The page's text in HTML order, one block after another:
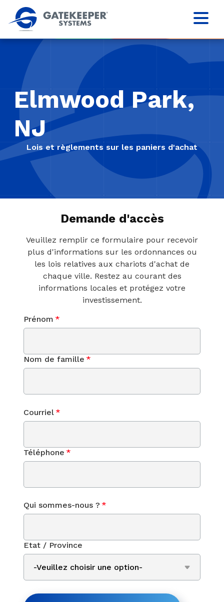
Elmwood Park,
NJ
Lois et règlements sur les paniers d'achat
Demande d'accès
Veuillez remplir ce formulaire pour recevoir
plus d'informations sur les ordonnances ou
les lois relatives aux chariots d'achat de
chaque ville. Restez au courant des
informations locales et protégez votre
investissement.
Prénom *
Nom de famille *
Courriel *
Téléphone *
Qui sommes-nous ? *
Etat / Province